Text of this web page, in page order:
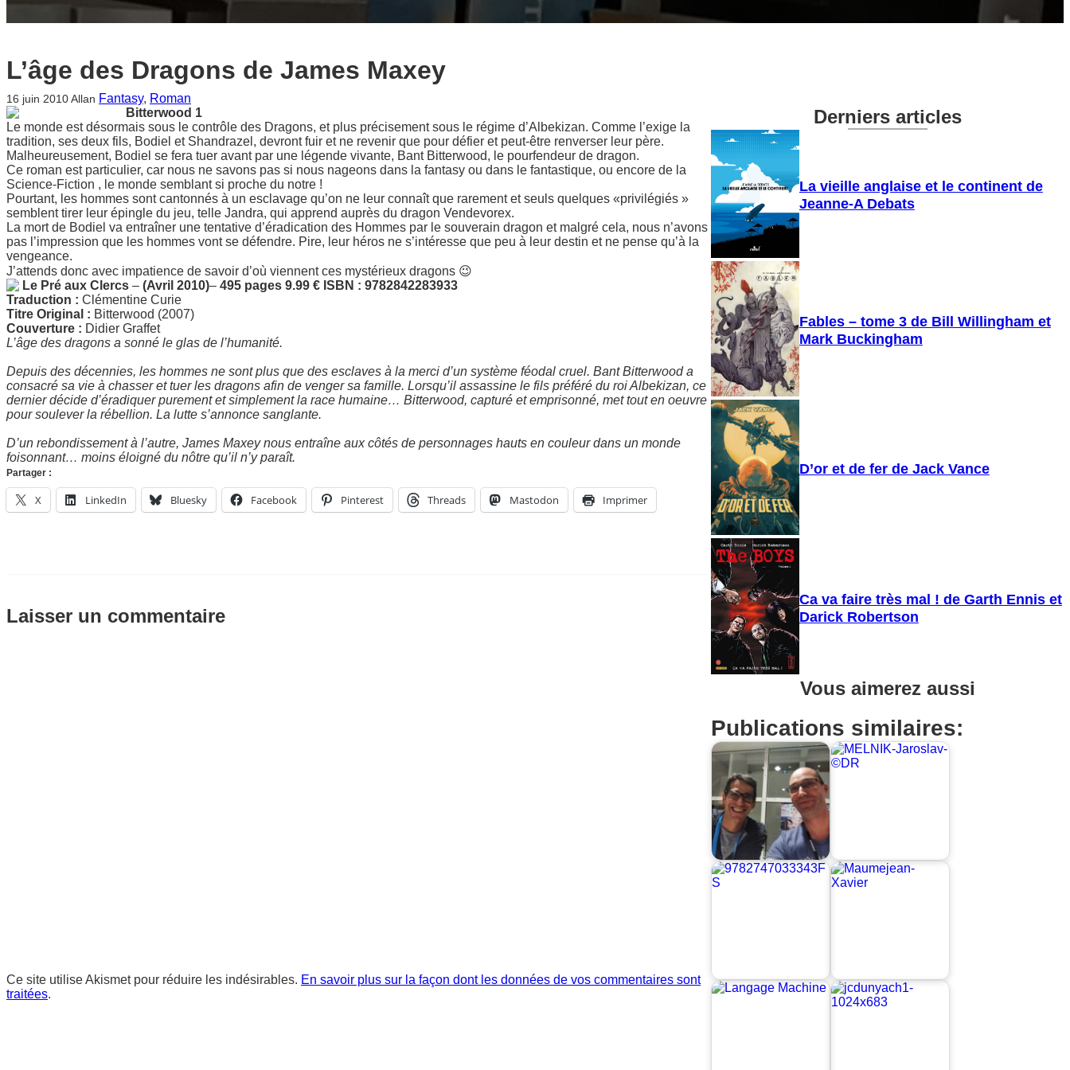
L’âge des Dragons de James Maxey
16 juin 2010 Allan Fantasy, Roman
Bitterwood 1
Le monde est désormais sous le contrôle des Dragons, et plus précisement sous le régime d’Albekizan. Comme l’exige la
tradition, ses deux fils, Bodiel et Shandrazel, devront fuir et ne revenir que pour défier et peut-être renverser leur père.
Malheureusement, Bodiel se fera tuer avant par une légende vivante, Bant Bitterwood, le pourfendeur de dragon.
Ce roman est particulier, car nous ne savons pas si nous nageons dans la fantasy ou dans le fantastique, ou encore de la
Science-Fiction , le monde semblant si proche du notre !
Pourtant, les hommes sont cantonnés à un esclavage qu’on ne leur connaît que rarement et seuls quelques «privilégiés »
semblent tirer leur épingle du jeu, telle Jandra, qui apprend auprès du dragon Vendevorex.
La mort de Bodiel va entraîner une tentative d’éradication des Hommes par le souverain dragon et malgré cela, nous n’avons
pas l’impression que les hommes vont se défendre. Pire, leur héros ne s’intéresse que peu à leur destin et ne pense qu’à la
vengeance.
J’attends donc avec impatience de savoir d’où viennent ces mystérieux dragons 😉
Le Pré aux Clercs – (Avril 2010)– 495 pages 9.99 € ISBN : 9782842283933
Traduction : Clémentine Curie
Titre Original : Bitterwood (2007)
Couverture : Didier Graffet
L’âge des dragons a sonné le glas de l’humanité.
Depuis des décennies, les hommes ne sont plus que des esclaves à la merci d’un système féodal cruel. Bant Bitterwood a
consacré sa vie à chasser et tuer les dragons afin de venger sa famille. Lorsqu’il assassine le fils préféré du roi Albekizan, ce
dernier décide d’éradiquer purement et simplement la race humaine… Bitterwood, capturé et emprisonné, met tout en oeuvre
pour soulever la rébellion. La lutte s’annonce sanglante.
D’un rebondissement à l’autre, James Maxey nous entraîne aux côtés de personnages hauts en couleur dans un monde
foisonnant… moins éloigné du nôtre qu’il n’y paraît.
Partager :
X LinkedIn Bluesky Facebook Pinterest Threads Mastodon Imprimer
Laisser un commentaire
Ce site utilise Akismet pour réduire les indésirables. En savoir plus sur la façon dont les données de vos commentaires sont
traitées.
Derniers articles
La vieille anglaise et le continent de
Jeanne-A Debats
Fables – tome 3 de Bill Willingham et
Mark Buckingham
D’or et de fer de Jack Vance
Ca va faire très mal ! de Garth Ennis et
Darick Robertson
Vous aimerez aussi
Publications similaires: